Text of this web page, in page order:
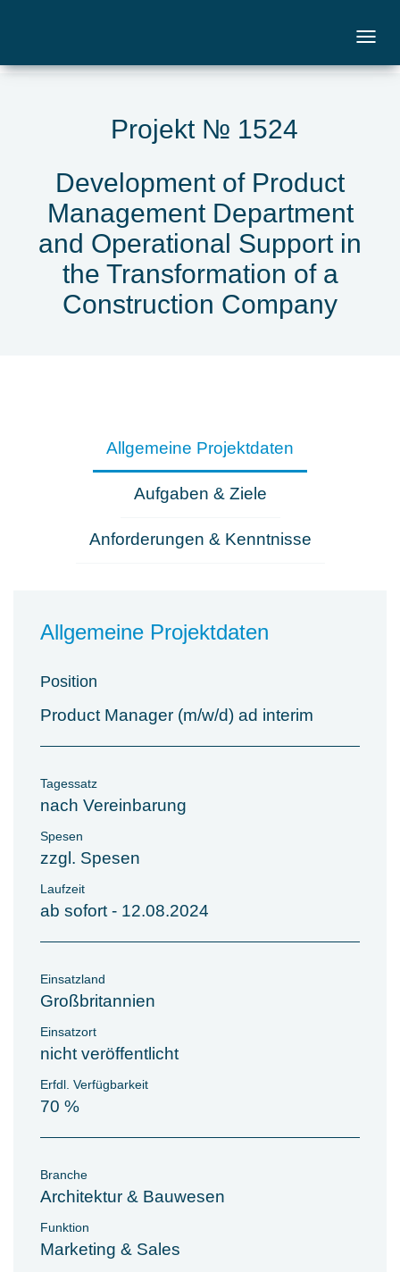
Projekt № 1524
Development of Product
Management Department
and Operational Support in
the Transformation of a
Construction Company
Allgemeine Projektdaten
Aufgaben & Ziele
Anforderungen & Kenntnisse
Allgemeine Projektdaten
Position
Product Manager (m/w/d) ad interim
Tagessatz
nach Vereinbarung
Spesen
zzgl. Spesen
Laufzeit
ab sofort - 12.08.2024
Einsatzland
Großbritannien
Einsatzort
nicht veröffentlicht
Erfdl. Verfügbarkeit
70 %
Branche
Architektur & Bauwesen
Funktion
Marketing & Sales